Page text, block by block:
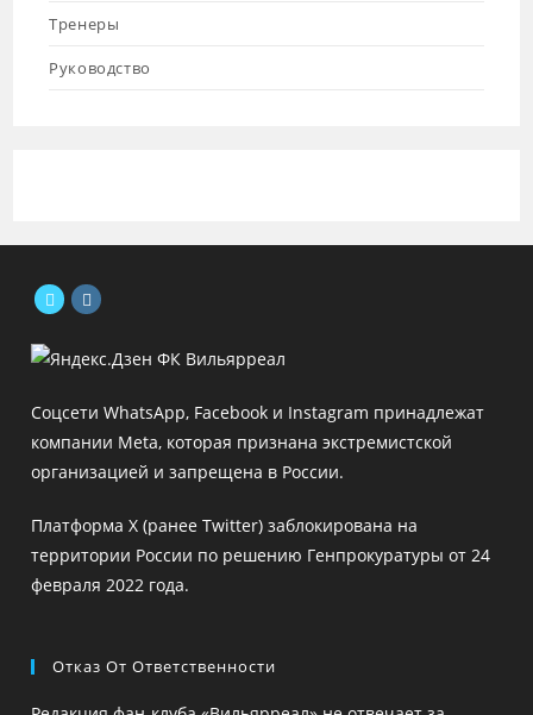
Тренеры
Руководство
в
вкладке
в
вкладке
Соцсети WhatsApp, Facebook и Instagram принадлежат
компании Meta, которая признана экстремистской
организацией и запрещена в России.
Платформа X (ранее Twitter) заблокирована на
территории России по решению Генпрокуратуры от 24
февраля 2022 года.
Отказ От Ответственности